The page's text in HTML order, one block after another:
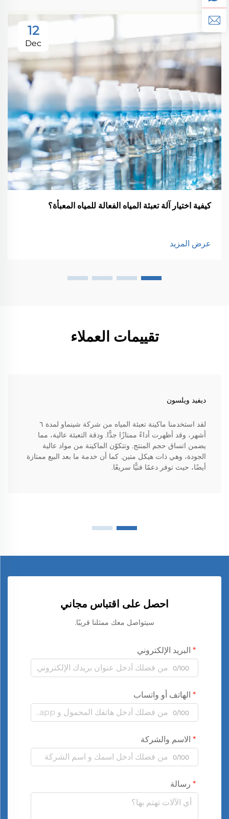
12
Dec
كيفية اختيار آلة تعبئة المياه الفعالة للمياه المعبأة؟
عرض المزيد
تقييمات العملاء
ديفيد ويلسون
لقد استخدمنا ماكينة تعبئة المياه من شركة شينماو لمدة ٦
أشهر، وقد أظهرت أداءً ممتازًا جدًّا. ودقة التعبئة عالية، مما
يضمن اتساق حجم المنتج. وتتكوّن الماكينة من مواد عالية
الجودة، وهي ذات هيكل متين. كما أن خدمة ما بعد البيع ممتازة
أيضًا، حيث توفر دعمًا فنيًّا سريعًا.
احصل على اقتباس مجاني
سيتواصل معك ممثلنا قريبًا.
البريد الإلكتروني
0/100
الهاتف أو واتساب
0/100
الاسم والشركة
0/100
رسالة